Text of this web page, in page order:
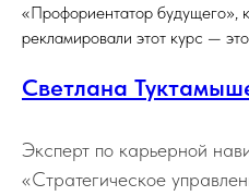
«Профориентатор будущего»,
рекламировали этот курс —
Светлана
Эксперт по карьерной
«Стратегическое